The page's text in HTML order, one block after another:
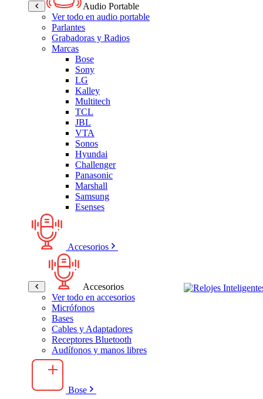
Audio Portable
Ver todo en audio portable
Parlantes
Grabadoras y Radios
Marcas
Bose
Sony
LG
Kalley
Multitech
TCL
JBL
VTA
Sonos
Hyundai
Challenger
Panasonic
Marshall
Samsung
Esenses
Accesorios
Accesorios
Ver todo en accesorios
Micrófonos
Bases
Cables y Adaptadores
Receptores Bluetooth
Audífonos y manos libres
Bose